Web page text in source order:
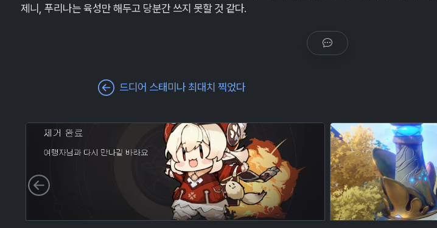
제니, 푸리나는 육성만 해두고 당분간 쓰지 못할 것 같다.
드디어 스태미나 최대치 찍었다
이전 슬라이드